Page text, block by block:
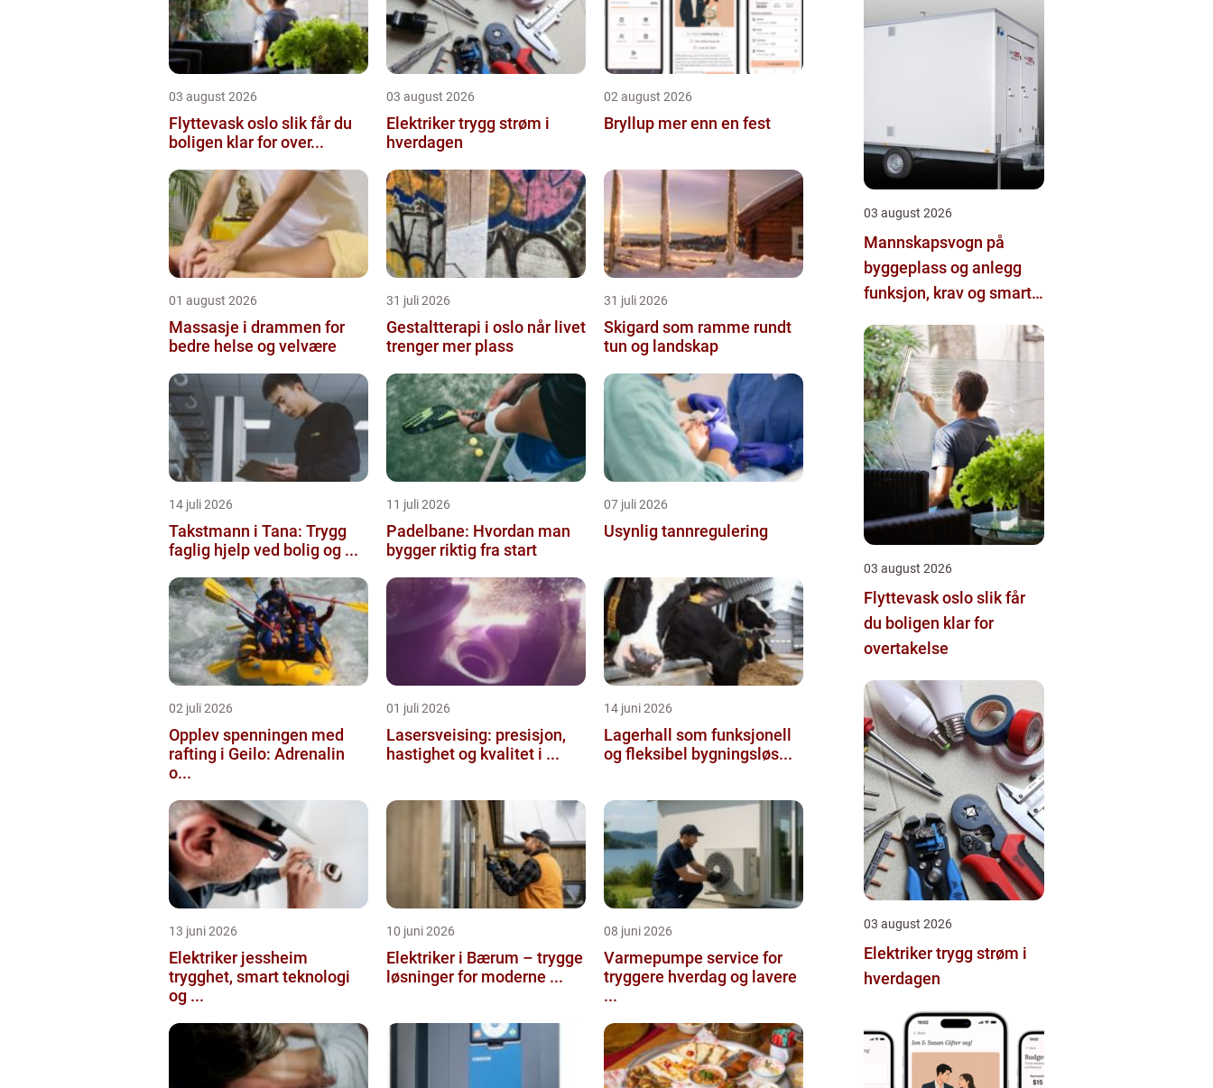
03 august 2026
Flyttevask oslo slik får du
boligen klar for over...
03 august 2026
Elektriker trygg strøm i
hverdagen
02 august 2026
Bryllup mer enn en fest
01 august 2026
Massasje i drammen for
bedre helse og velvære
31 juli 2026
Gestaltterapi i oslo når livet
trenger mer plass
31 juli 2026
Skigard som ramme rundt
tun og landskap
14 juli 2026
Takstmann i Tana: Trygg
faglig hjelp ved bolig og ...
11 juli 2026
Padelbane: Hvordan man
bygger riktig fra start
07 juli 2026
Usynlig tannregulering
02 juli 2026
Opplev spenningen med
rafting i Geilo: Adrenalin
o...
01 juli 2026
Lasersveising: presisjon,
hastighet og kvalitet i ...
14 juni 2026
Lagerhall som funksjonell
og fleksibel bygningsløs...
13 juni 2026
Elektriker jessheim
trygghet, smart teknologi
og ...
10 juni 2026
Elektriker i Bærum – trygge
løsninger for moderne ...
08 juni 2026
Varmepumpe service for
tryggere hverdag og lavere
...
03 august 2026
Mannskapsvogn på
byggeplass og anlegg
funksjon, krav og smarte
03 august 2026
Flyttevask oslo slik får
du boligen klar for
overtakelse
03 august 2026
Elektriker trygg strøm i
hverdagen